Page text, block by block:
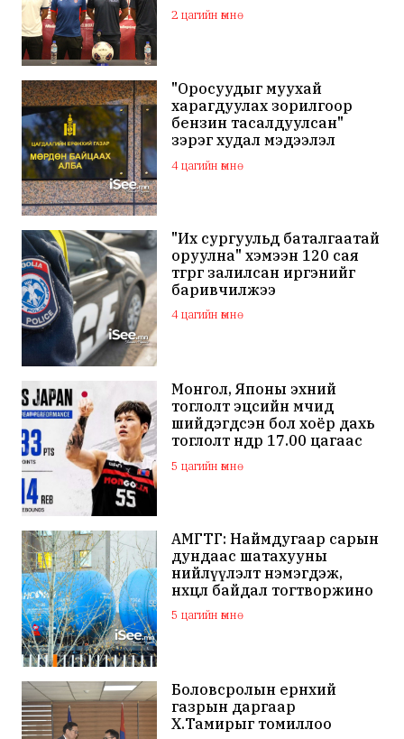
2 цагийн өмнө
"Оросуудыг муухай
харагдуулах зорилгоор
бензин тасалдуулсан"
зэрэг худал мэдээлэл
тарааж буй хаягуудыг
шалгаж эхэлжээ
4 цагийн өмнө
"Их сургуульд баталгаатай
оруулна" хэмээн 120 сая
төгрөг залилсан иргэнийг
баривчилжээ
4 цагийн өмнө
Монгол, Японы эхний
тоглолт эцсийн мөчид
шийдэгдсэн бол хоёр дахь
тоглолт өнөөдөр 17.00 цагаас
эхэлнэ
5 цагийн өмнө
АМГТГ: Наймдугаар сарын
дундаас шатахууны
нийлүүлэлт нэмэгдэж,
нөхцөл байдал тогтворжино
5 цагийн өмнө
Боловсролын ерөнхий
газрын даргаар
Х.Тамирыг томиллоо